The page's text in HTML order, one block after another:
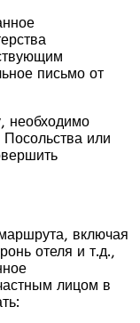
письмо от
необходимо
или
включая
отеля и т.д.,
лицом в